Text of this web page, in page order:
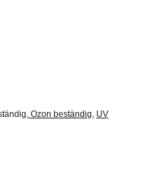
Ozon beständig UV